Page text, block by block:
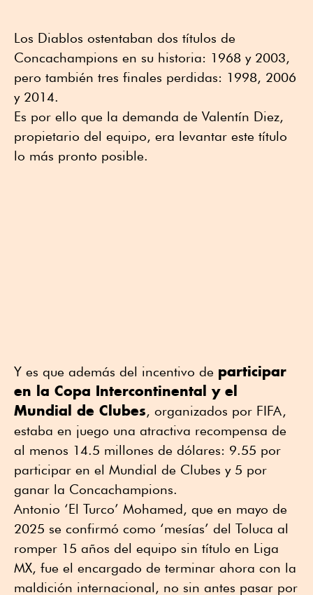
Los Diablos ostentaban dos títulos de
Concachampions en su historia: 1968 y 2003,
pero también tres finales perdidas: 1998, 2006
y 2014.
Es por ello que la demanda de Valentín Diez,
propietario del equipo, era levantar este título
lo más pronto posible.
Y es que además del incentivo de participar
en la Copa Intercontinental y el
Mundial de Clubes, organizados por FIFA,
estaba en juego una atractiva recompensa de
al menos 14.5 millones de dólares: 9.55 por
participar en el Mundial de Clubes y 5 por
ganar la Concachampions.
Antonio ‘El Turco’ Mohamed, que en mayo de
2025 se confirmó como ‘mesías’ del Toluca al
romper 15 años del equipo sin título en Liga
MX, fue el encargado de terminar ahora con la
maldición internacional, no sin antes pasar por